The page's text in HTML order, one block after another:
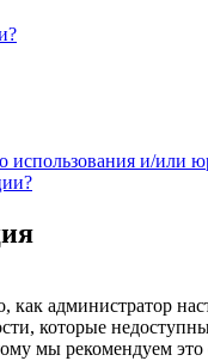
использования и/или
как администратор
которые
мы рекомендуем это